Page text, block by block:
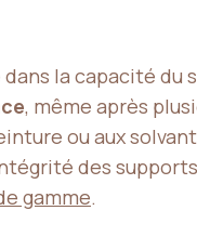
la capacité du
, même après
ou aux
des
gamme.